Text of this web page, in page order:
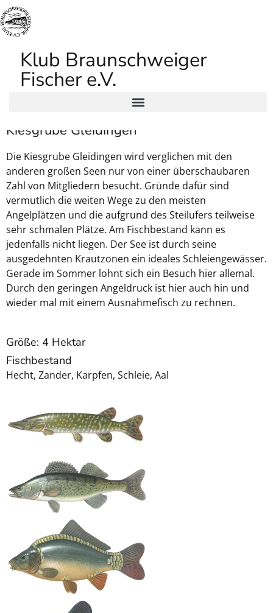
Klub Braunschweiger
Fischer e.V.
Kiesgrube Gleidingen
Die Kiesgrube Gleidingen wird verglichen mit den
anderen großen Seen nur von einer überschaubaren
Zahl von Mitgliedern besucht. Gründe dafür sind
vermutlich die weiten Wege zu den meisten
Angelplätzen und die aufgrund des Steilufers teilweise
sehr schmalen Plätze. Am Fischbestand kann es
jedenfalls nicht liegen. Der See ist durch seine
ausgedehnten Krautzonen ein ideales Schleiengewässer.
Gerade im Sommer lohnt sich ein Besuch hier allemal.
Durch den geringen Angeldruck ist hier auch hin und
wieder mal mit einem Ausnahmefisch zu rechnen.
Größe: 4 Hektar
Fischbestand
Hecht, Zander, Karpfen, Schleie, Aal